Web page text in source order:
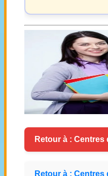
Retour à :
Retour à :